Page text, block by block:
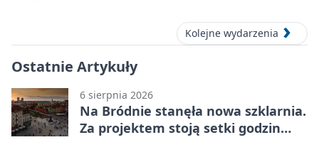
Kolejne wydarzenia
Ostatnie Artykuły
6 sierpnia 2026
Na Bródnie stanęła nowa szklarnia.
Za projektem stoją setki godzin